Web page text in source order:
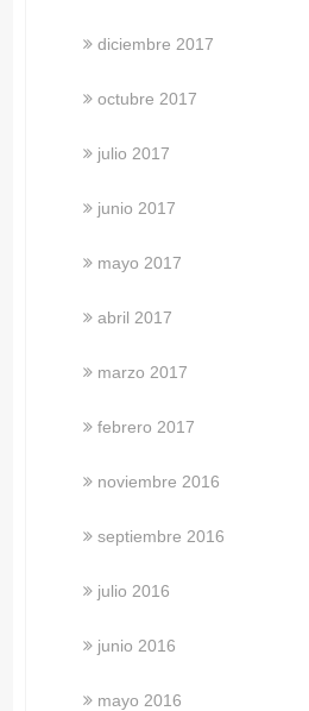
diciembre 2017
octubre 2017
julio 2017
junio 2017
mayo 2017
abril 2017
marzo 2017
febrero 2017
noviembre 2016
septiembre 2016
julio 2016
junio 2016
mayo 2016